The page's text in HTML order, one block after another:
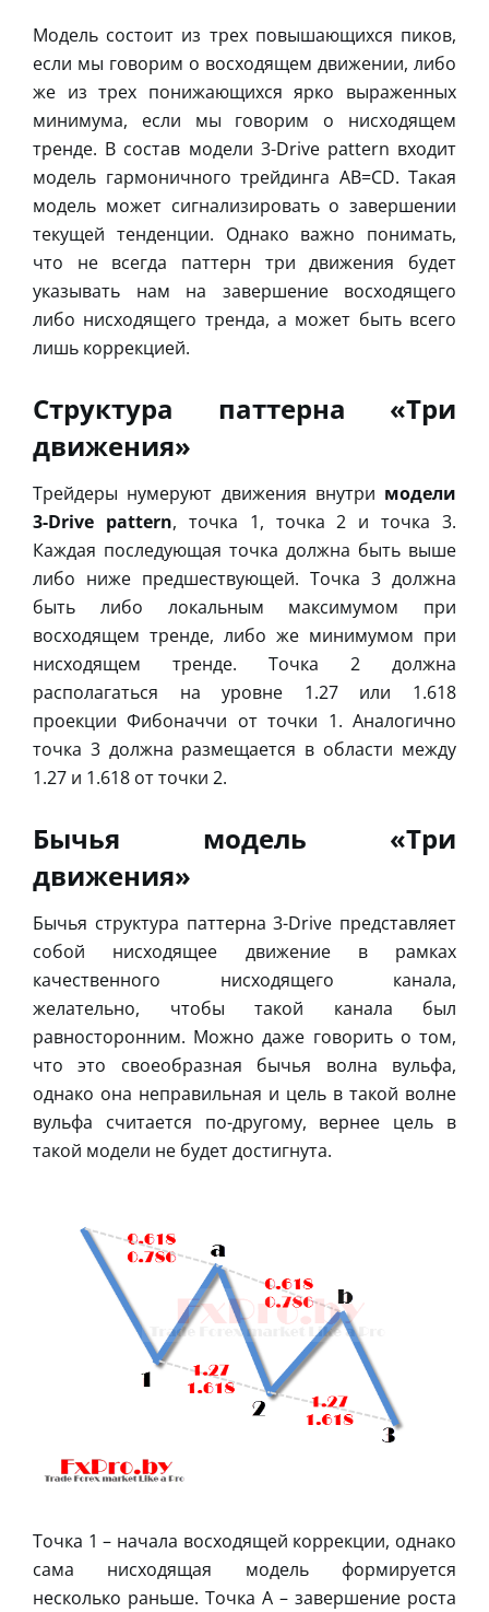
Модель состоит из трех повышающихся пиков,
если мы говорим о восходящем движении, либо
же из трех понижающихся ярко выраженных
минимума, если мы говорим о нисходящем
тренде. В состав модели 3-Drive pattern входит
модель гармоничного трейдинга AB=CD. Такая
модель может сигнализировать о завершении
текущей тенденции. Однако важно понимать,
что не всегда паттерн три движения будет
указывать нам на завершение восходящего
либо нисходящего тренда, а может быть всего
лишь коррекцией.
Структура паттерна «Три
движения»
Трейдеры нумеруют движения внутри модели
3-Drive pattern, точка 1, точка 2 и точка 3.
Каждая последующая точка должна быть выше
либо ниже предшествующей. Точка 3 должна
быть либо локальным максимумом при
восходящем тренде, либо же минимумом при
нисходящем тренде. Точка 2 должна
располагаться на уровне 1.27 или 1.618
проекции Фибоначчи от точки 1. Аналогично
точка 3 должна размещается в области между
1.27 и 1.618 от точки 2.
Бычья модель «Три
движения»
Бычья структура паттерна 3-Drive представляет
собой нисходящее движение в рамках
качественного нисходящего канала,
желательно, чтобы такой канала был
равносторонним. Можно даже говорить о том,
что это своеобразная бычья волна вульфа,
однако она неправильная и цель в такой волне
вульфа считается по-другому, вернее цель в
такой модели не будет достигнута.
Точка 1 – начала восходящей коррекции, однако
сама нисходящая модель формируется
несколько раньше. Точка А – завершение роста